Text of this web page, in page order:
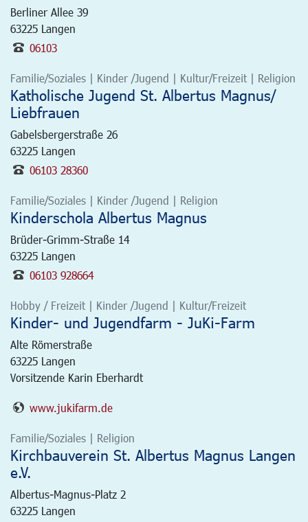
Berliner Allee 39
63225 Langen
06103
Familie/Soziales | Kinder /Jugend | Kultur/Freizeit | Religion
Katholische Jugend St. Albertus Magnus/
Liebfrauen
Gabelsbergerstraße 26
63225 Langen
06103 28360
Familie/Soziales | Kinder /Jugend | Religion
Kinderschola Albertus Magnus
Brüder-Grimm-Straße 14
63225 Langen
06103 928664
Hobby / Freizeit | Kinder /Jugend | Kultur/Freizeit
Kinder- und Jugendfarm - JuKi-Farm
Alte Römerstraße
63225 Langen
Vorsitzende Karin Eberhardt
www.jukifarm.de
Familie/Soziales | Religion
Kirchbauverein St. Albertus Magnus Langen
e.V.
Albertus-Magnus-Platz 2
63225 Langen